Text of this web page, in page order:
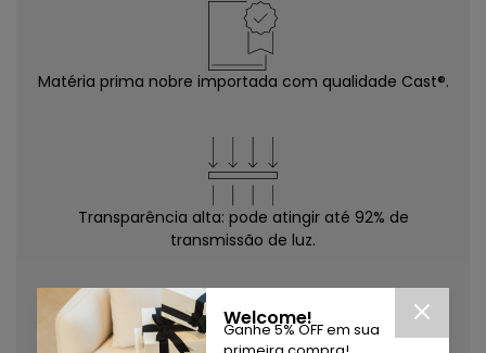
Matéria prima nobre importada com qualidade Cast®.
Transparência alta: pode atingir até 92% de
transmissão de luz.
Welcome!
Ganhe 5% OFF em sua